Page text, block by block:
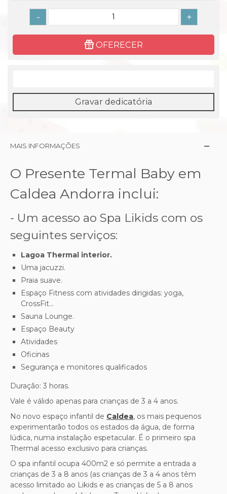
- +
OFERECER
Gravar dedicatória
MAIS INFORMAÇÕES
O Presente Termal Baby em
Caldea Andorra inclui:
- Um acesso ao Spa Likids com os
seguintes serviços:
Lagoa Thermal interior.
Uma jacuzzi.
Praia suave.
Espaço Fitness com atividades dirigidas: yoga,
CrossFit...
Sauna Lounge.
Espaço Beauty
Atividades
Oficinas
Segurança e monitores qualificados
Duração: 3 horas.
Vale é válido apenas para crianças de 3 a 4 anos.
No novo espaço infantil de Caldea, os mais pequenos
experimentarão todos os estados da água, de forma
lúdica, numa instalação espetacular. É o primeiro spa
Thermal acesso exclusivo para crianças.
O spa infantil ocupa 400m2 e só permite a entrada a
crianças de 3 a 8 anos (as crianças de 3 a 4 anos têm
acesso limitado ao Likids e as crianças de 5 a 8 anos